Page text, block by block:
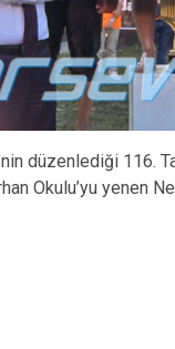
düzenlediği 116.
Okulu’yu yenen